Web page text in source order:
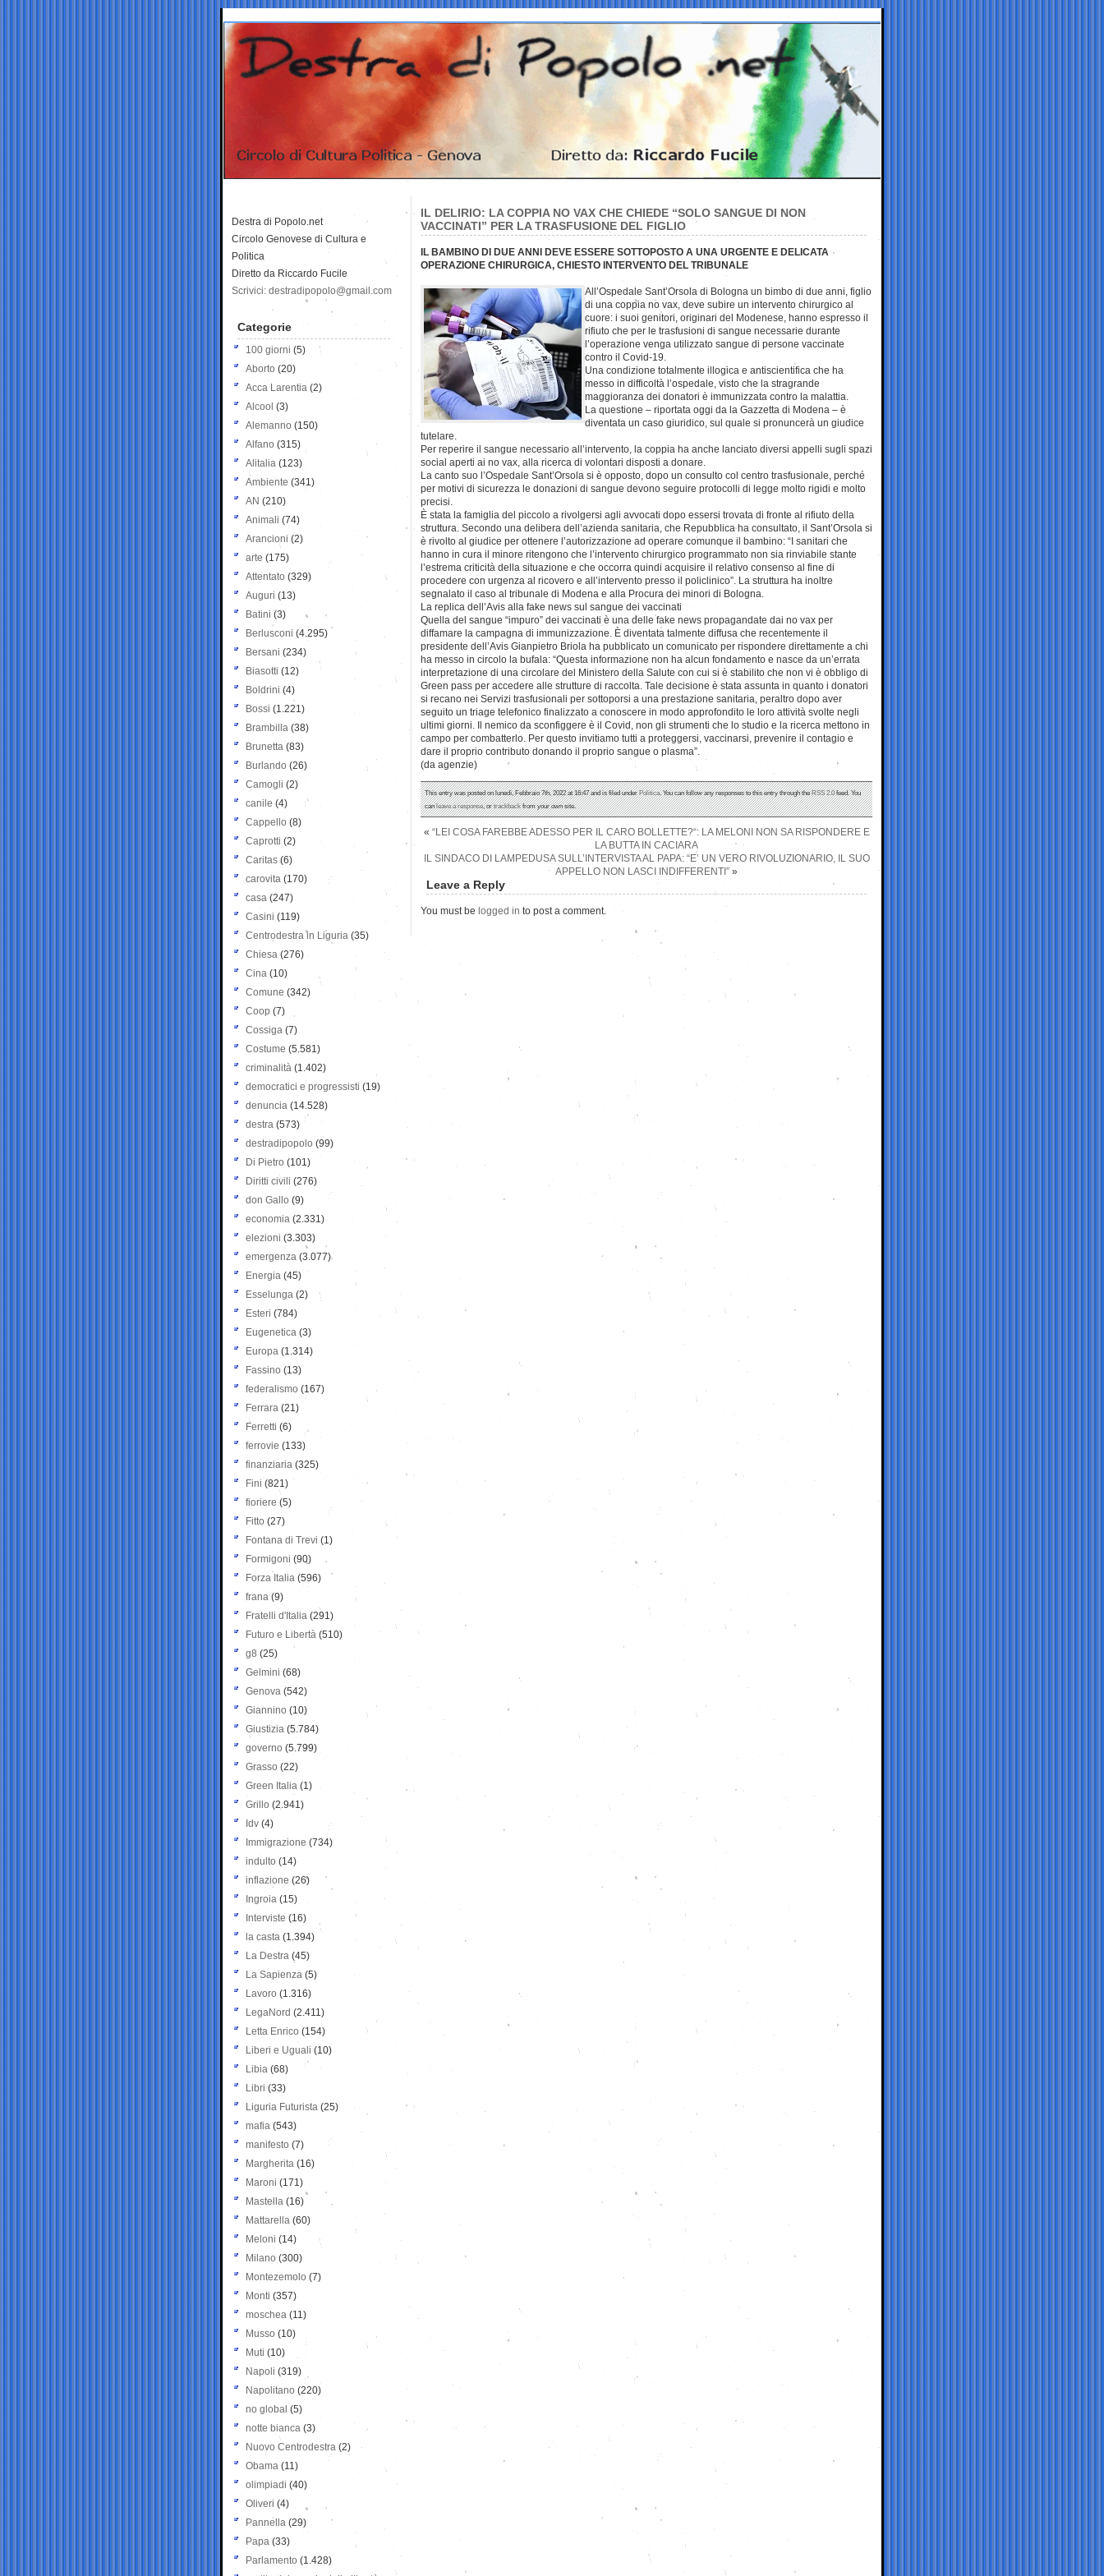
IL DELIRIO: LA COPPIA NO VAX CHE CHIEDE “SOLO SANGUE DI NON
VACCINATI” PER LA TRASFUSIONE DEL FIGLIO
IL BAMBINO DI DUE ANNI DEVE ESSERE SOTTOPOSTO A UNA URGENTE E DELICATA
OPERAZIONE CHIRURGICA, CHIESTO INTERVENTO DEL TRIBUNALE
All’Ospedale Sant’Orsola di Bologna un bimbo di due anni, figlio
di una coppia no vax, deve subire un intervento chirurgico al
cuore: i suoi genitori, originari del Modenese, hanno espresso il
rifiuto che per le trasfusioni di sangue necessarie durante
l’operazione venga utilizzato sangue di persone vaccinate
contro il Covid-19.
Una condizione totalmente illogica e antiscientifica che ha
messo in difficoltà l’ospedale, visto che la stragrande
maggioranza dei donatori è immunizzata contro la malattia.
La questione – riportata oggi da la Gazzetta di Modena – è
diventata un caso giuridico, sul quale si pronuncerà un giudice
tutelare.
Per reperire il sangue necessario all’intervento, la coppia ha anche lanciato diversi appelli sugli spazi
social aperti ai no vax, alla ricerca di volontari disposti a donare.
La canto suo l’Ospedale Sant’Orsola si è opposto, dopo un consulto col centro trasfusionale, perché
per motivi di sicurezza le donazioni di sangue devono seguire protocolli di legge molto rigidi e molto
precisi.
È stata la famiglia del piccolo a rivolgersi agli avvocati dopo essersi trovata di fronte al rifiuto della
struttura. Secondo una delibera dell’azienda sanitaria, che Repubblica ha consultato, il Sant’Orsola si
è rivolto al giudice per ottenere l’autorizzazione ad operare comunque il bambino: “I sanitari che
hanno in cura il minore ritengono che l’intervento chirurgico programmato non sia rinviabile stante
l’estrema criticità della situazione e che occorra quindi acquisire il relativo consenso al fine di
procedere con urgenza al ricovero e all’intervento presso il policlinico”. La struttura ha inoltre
segnalato il caso al tribunale di Modena e alla Procura dei minori di Bologna.
La replica dell’Avis alla fake news sul sangue dei vaccinati
Quella del sangue “impuro” dei vaccinati è una delle fake news propagandate dai no vax per
diffamare la campagna di immunizzazione. È diventata talmente diffusa che recentemente il
presidente dell’Avis Gianpietro Briola ha pubblicato un comunicato per rispondere direttamente a chi
ha messo in circolo la bufala: “Questa informazione non ha alcun fondamento e nasce da un’errata
interpretazione di una circolare del Ministero della Salute con cui si è stabilito che non vi è obbligo di
Green pass per accedere alle strutture di raccolta. Tale decisione è stata assunta in quanto i donatori
si recano nei Servizi trasfusionali per sottoporsi a una prestazione sanitaria, peraltro dopo aver
seguito un triage telefonico finalizzato a conoscere in modo approfondito le loro attività svolte negli
ultimi giorni. Il nemico da sconfiggere è il Covid, non gli strumenti che lo studio e la ricerca mettono in
campo per combatterlo. Per questo invitiamo tutti a proteggersi, vaccinarsi, prevenire il contagio e
dare il proprio contributo donando il proprio sangue o plasma”.
(da agenzie)
This entry was posted on lunedì, Febbraio 7th, 2022 at 16:47 and is filed underPolitica. You can follow any responses to this entry through theRSS 2.0feed. You
canleave a response, ortrackbackfrom your own site.
« “LEI COSA FAREBBE ADESSO PER IL CARO BOLLETTE?“: LA MELONI NON SA RISPONDERE E
LA BUTTA IN CACIARA
IL SINDACO DI LAMPEDUSA SULL’INTERVISTA AL PAPA: “E’ UN VERO RIVOLUZIONARIO, IL SUO
APPELLO NON LASCI INDIFFERENTI” »
Leave a Reply
You must be logged in to post a comment.
Destra di Popolo.net
Circolo Genovese di Cultura e
Politica
Diretto da Riccardo Fucile
Scrivici: destradipopolo@gmail.com
Categorie
100 giorni (5)
Aborto (20)
Acca Larentia (2)
Alcool (3)
Alemanno (150)
Alfano (315)
Alitalia (123)
Ambiente (341)
AN (210)
Animali (74)
Arancioni (2)
arte (175)
Attentato (329)
Auguri (13)
Batini (3)
Berlusconi (4.295)
Bersani (234)
Biasotti (12)
Boldrini (4)
Bossi (1.221)
Brambilla (38)
Brunetta (83)
Burlando (26)
Camogli (2)
canile (4)
Cappello (8)
Caprotti (2)
Caritas (6)
carovita (170)
casa (247)
Casini (119)
Centrodestra in Liguria (35)
Chiesa (276)
Cina (10)
Comune (342)
Coop (7)
Cossiga (7)
Costume (5.581)
criminalità (1.402)
democratici e progressisti (19)
denuncia (14.528)
destra (573)
destradipopolo (99)
Di Pietro (101)
Diritti civili (276)
don Gallo (9)
economia (2.331)
elezioni (3.303)
emergenza (3.077)
Energia (45)
Esselunga (2)
Esteri (784)
Eugenetica (3)
Europa (1.314)
Fassino (13)
federalismo (167)
Ferrara (21)
Ferretti (6)
ferrovie (133)
finanziaria (325)
Fini (821)
fioriere (5)
Fitto (27)
Fontana di Trevi (1)
Formigoni (90)
Forza Italia (596)
frana (9)
Fratelli d'Italia (291)
Futuro e Libertà (510)
g8 (25)
Gelmini (68)
Genova (542)
Giannino (10)
Giustizia (5.784)
governo (5.799)
Grasso (22)
Green Italia (1)
Grillo (2.941)
Idv (4)
Immigrazione (734)
indulto (14)
inflazione (26)
Ingroia (15)
Interviste (16)
la casta (1.394)
La Destra (45)
La Sapienza (5)
Lavoro (1.316)
LegaNord (2.411)
Letta Enrico (154)
Liberi e Uguali (10)
Libia (68)
Libri (33)
Liguria Futurista (25)
mafia (543)
manifesto (7)
Margherita (16)
Maroni (171)
Mastella (16)
Mattarella (60)
Meloni (14)
Milano (300)
Montezemolo (7)
Monti (357)
moschea (11)
Musso (10)
Muti (10)
Napoli (319)
Napolitano (220)
no global (5)
notte bianca (3)
Nuovo Centrodestra (2)
Obama (11)
olimpiadi (40)
Oliveri (4)
Pannella (29)
Papa (33)
Parlamento (1.428)